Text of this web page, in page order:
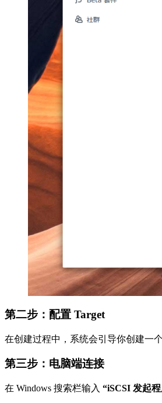
第二步：配置 Target
在创建过程中，系统会引导你创建一
第三步：电脑端连接
在 Windows 搜索栏输入 “iSCSI 发起